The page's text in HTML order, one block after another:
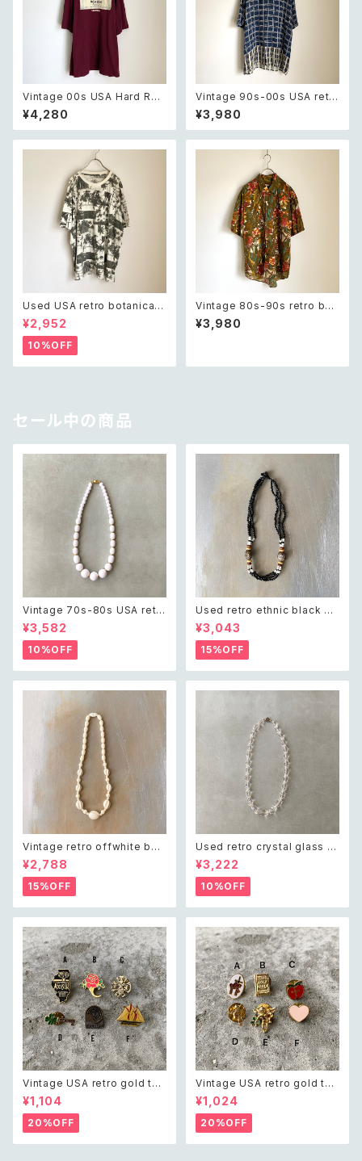
Vintage 00s USA Hard Roc
k CAFE Las Vegas burgund
y t shirt 2XL レトロ アメリカ
ヴィンテージ 古着 ハードロック
¥4,280
Vintage 90s-00s USA retr
o navy blue plaid pattern s
hirt レトロ アメリカ ヴィンテー
ジ 古着 ネイビー チェック柄 半
¥3,980
Used USA retro botanical
palm tree design Tshirt ユ
ーズド アメリカ 古着 ボタニカル
ヤシの木 デザイン Tシャツ ユニ
セックス
¥2,952
10%OFF
Vintage 80s-90s retro bot
anical design shirt レトロ ヴ
ィンテージ 古着 クラシカル ボタ
¥3,980
セール中の商品
Vintage 70s-80s USA retr
o white beads classical ne
cklace レトロ アメリカ ヴィン
テージ アクセサリー ホワイト ビ
ーズ クラシカル ネックレス
¥3,582
10%OFF
Used retro ethnic black be
ads necklace レトロ ユーズ
ド アクセサリー エスニック ブラ
ック ビーズ ネックレス
¥3,043
15%OFF
Vintage retro offwhite bea
ds necklace レトロ ヴィンテ
ージ アクセサリー オフホワイト
ビーズ ネックレス
¥2,788
15%OFF
Used retro crystal glass b
eads necklace レトロ ユーズ
ド アクセサリー クリスタル ガラ
ス ビーズ ネックレス
¥3,222
10%OFF
Vintage USA retro gold ton
e pin brooch レトロ アメリカ
ヴィンテージ アクセサリー レト
ロ ゴールド ピン ブローチ
¥1,104
20%OFF
Vintage USA retro gold ton
e mini pin brooch レトロ ア
メリカ ヴィンテージ アクセサリ
ー レトロ ゴールド ミニ ピン ブ
ローチ
¥1,024
20%OFF